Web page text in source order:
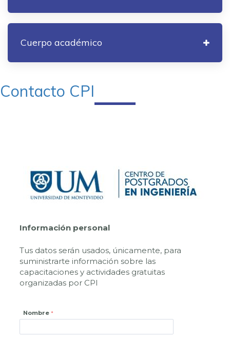
Cuerpo académico
Contacto CPI
Información personal
Tus datos serán usados, únicamente, para
suministrarte información sobre las
capacitaciones y actividades gratuitas
organizadas por CPI
Nombre